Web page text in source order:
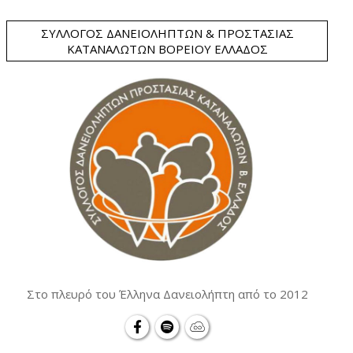
ΣΎΛΛΟΓΟΣ ΔΑΝΕΙΟΛΗΠΤΏΝ & ΠΡΟΣΤΑΣΊΑΣ
ΚΑΤΑΝΑΛΩΤΏΝ ΒΟΡΕΊΟΥ ΕΛΛΆΔΟΣ
Στο πλευρό του Έλληνα Δανειολήπτη από το 2012